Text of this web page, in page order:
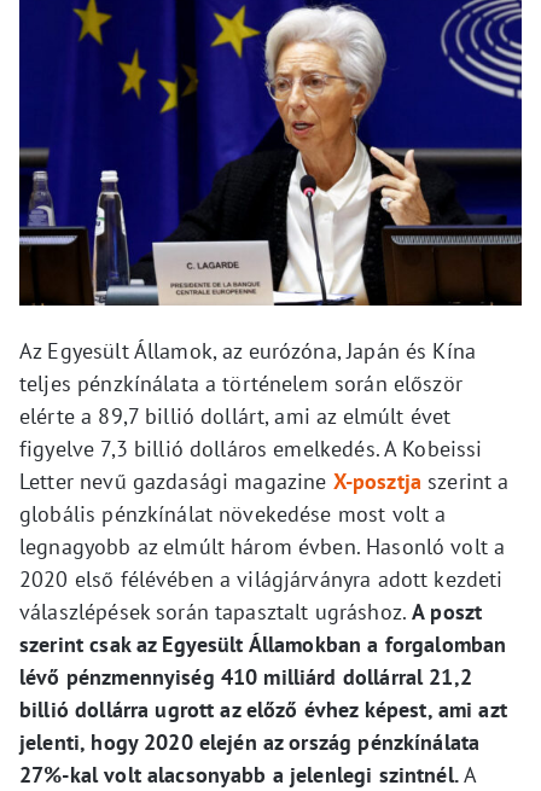
Az Egyesült Államok, az eurózóna, Japán és Kína
teljes pénzkínálata a történelem során először
elérte a 89,7 billió dollárt, ami az elmúlt évet
figyelve 7,3 billió dolláros emelkedés. A Kobeissi
Letter nevű gazdasági magazine X-posztja szerint a
globális pénzkínálat növekedése most volt a
legnagyobb az elmúlt három évben. Hasonló volt a
2020 első félévében a világjárványra adott kezdeti
válaszlépések során tapasztalt ugráshoz.A poszt
szerint csak az Egyesült Államokban a forgalomban
lévő pénzmennyiség 410 milliárd dollárral 21,2
billió dollárra ugrott az előző évhez képest, ami azt
jelenti, hogy 2020 elején az ország pénzkínálata
27%-kal volt alacsonyabb a jelenlegi szintnél.A